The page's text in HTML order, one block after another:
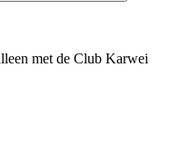
met de Club Karwei